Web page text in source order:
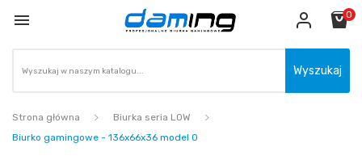
 0
Wyszukaj
Strona główna
Biurka seria LOW
Biurko gamingowe - 136x66x36 model 0